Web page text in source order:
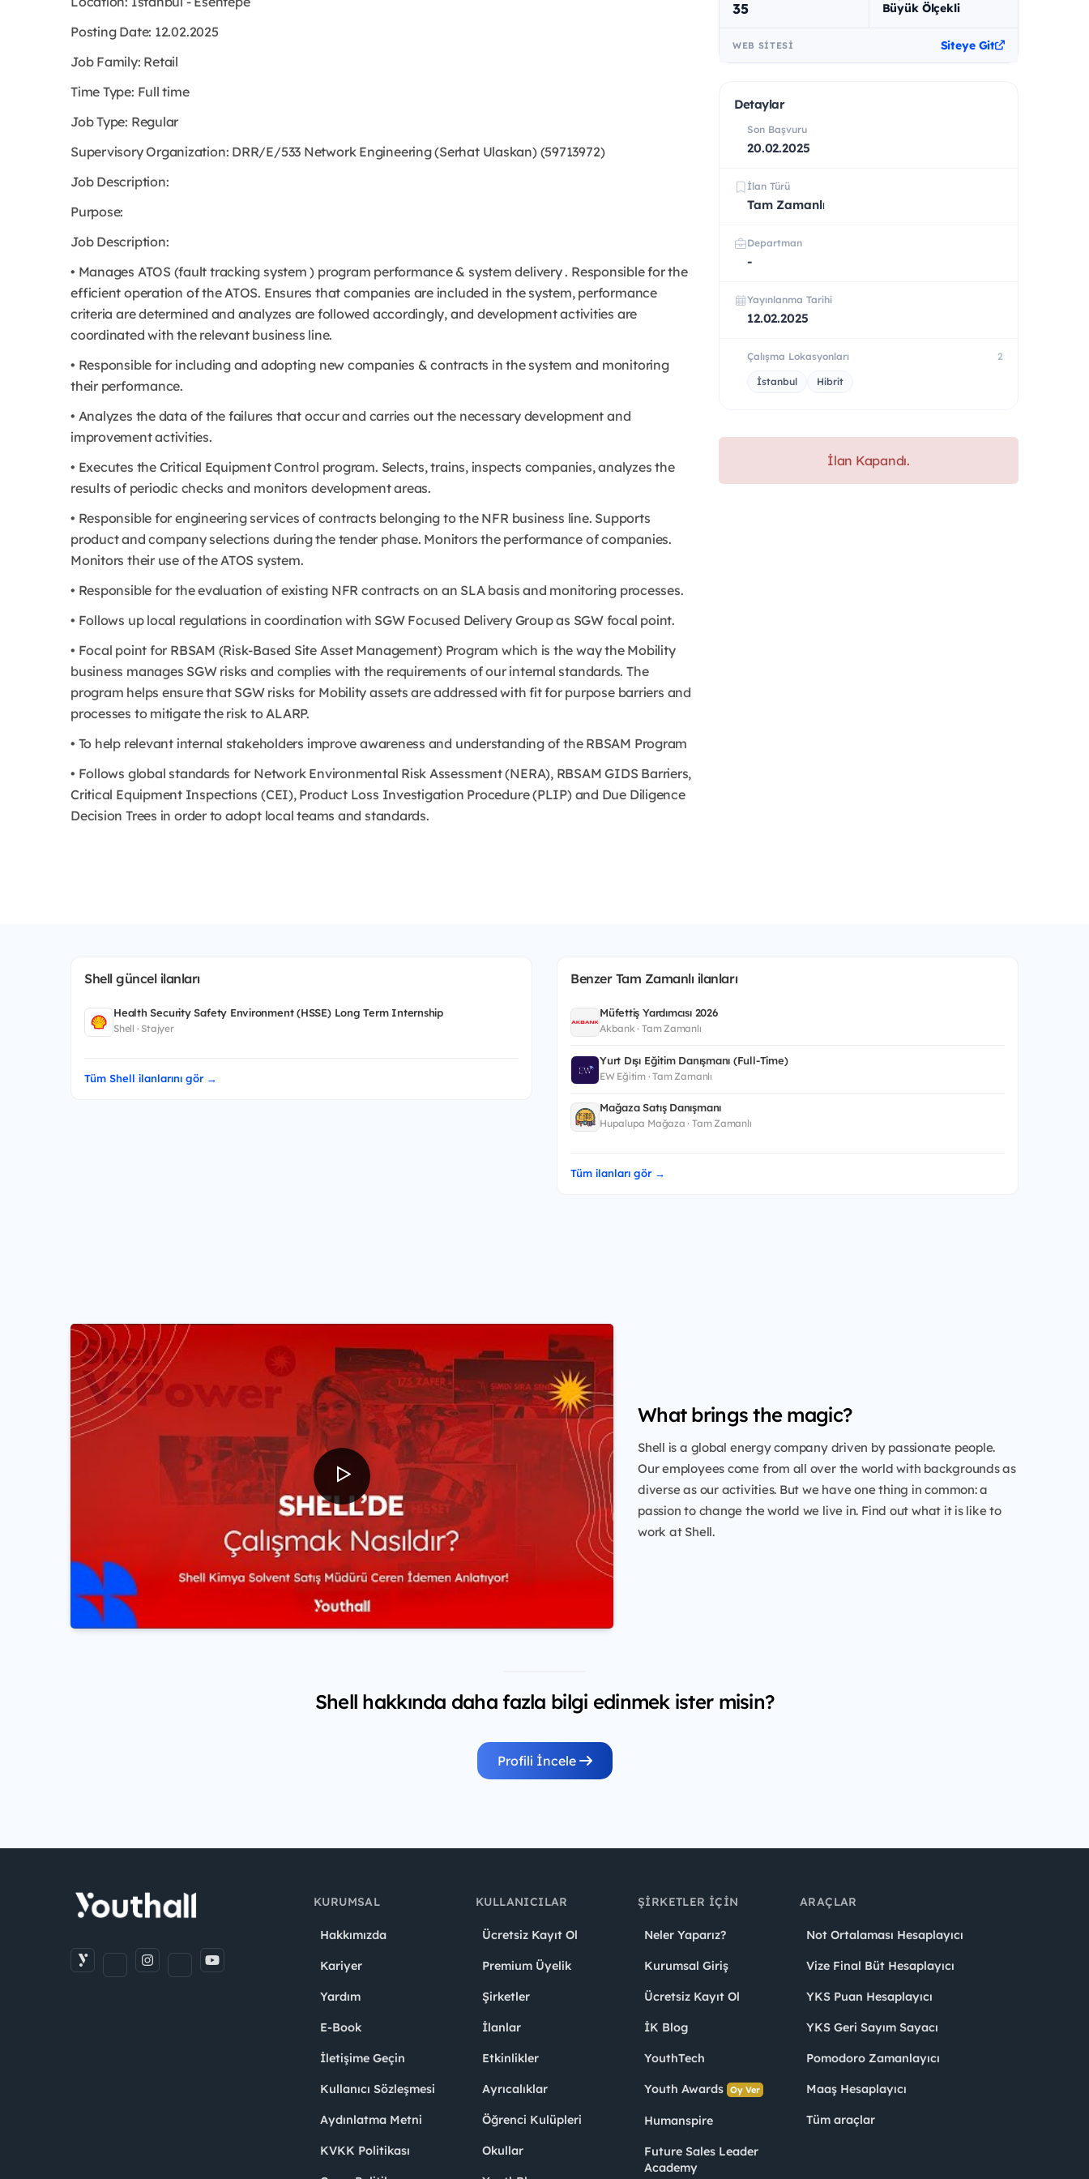
Posting Date: 12.02.2025
Job Family: Retail
Time Type: Full time
Job Type: Regular
Supervisory Organization: DRR/E/533 Network Engineering (Serhat Ulaskan) (59713972)
Job Description:
Purpose:
Job Description:
• Manages ATOS (fault tracking system ) program performance & system delivery . Responsible for the
efficient operation of the ATOS. Ensures that companies are included in the system, performance
criteria are determined and analyzes are followed accordingly, and development activities are
coordinated with the relevant business line.
• Responsible for including and adopting new companies & contracts in the system and monitoring
their performance.
• Analyzes the data of the failures that occur and carries out the necessary development and
improvement activities.
• Executes the Critical Equipment Control program. Selects, trains, inspects companies, analyzes the
results of periodic checks and monitors development areas.
• Responsible for engineering services of contracts belonging to the NFR business line. Supports
product and company selections during the tender phase. Monitors the performance of companies.
Monitors their use of the ATOS system.
• Responsible for the evaluation of existing NFR contracts on an SLA basis and monitoring processes.
• Follows up local regulations in coordination with SGW Focused Delivery Group as SGW focal point.
• Focal point for RBSAM (Risk-Based Site Asset Management) Program which is the way the Mobility
business manages SGW risks and complies with the requirements of our internal standards. The
program helps ensure that SGW risks for Mobility assets are addressed with fit for purpose barriers and
processes to mitigate the risk to ALARP.
• To help relevant internal stakeholders improve awareness and understanding of the RBSAM Program
• Follows global standards for Network Environmental Risk Assessment (NERA), RBSAM GIDS Barriers,
Critical Equipment Inspections (CEI), Product Loss Investigation Procedure (PLIP) and Due Diligence
Decision Trees in order to adopt local teams and standards.
35 Büyük Ölçekli
WEB SITESI Siteye Git
Detaylar
Son Başvuru
20.02.2025
İlan Türü
Tam Zamanlı
Departman
-
Yayınlanma Tarihi
12.02.2025
Çalışma Lokasyonları 2
İstanbul Hibrit
İlan Kapandı.
Shell güncel ilanları
Health Security Safety Environment (HSSE) Long Term Internship
Shell · Stajyer
Tüm Shell ilanlarını gör →
Benzer Tam Zamanlı ilanları
Müfettiş Yardımcısı 2026
Akbank · Tam Zamanlı
Yurt Dışı Eğitim Danışmanı (Full-Time)
EW Eğitim · Tam Zamanlı
Mağaza Satış Danışmanı
Hupalupa Mağaza · Tam Zamanlı
Tüm ilanları gör →
What brings the magic?
Shell is a global energy company driven by passionate people.
Our employees come from all over the world with backgrounds as
diverse as our activities. But we have one thing in common: a
passion to change the world we live in. Find out what it is like to
work at Shell.
Shell hakkında daha fazla bilgi edinmek ister misin?
Profili İncele
KURUMSAL
Hakkımızda
Kariyer
Yardım
E-Book
İletişime Geçin
Kullanıcı Sözleşmesi
Aydınlatma Metni
KVKK Politikası
KULLANICILAR
Ücretsiz Kayıt Ol
Premium Üyelik
Şirketler
İlanlar
Etkinlikler
Ayrıcalıklar
Öğrenci Kulüpleri
Okullar
ŞIRKETLER İÇIN
Neler Yaparız?
Kurumsal Giriş
Ücretsiz Kayıt Ol
İK Blog
YouthTech
Youth Awards Oy Ver
Humanspire
Future Sales Leader
Academy
ARAÇLAR
Not Ortalaması Hesaplayıcı
Vize Final Büt Hesaplayıcı
YKS Puan Hesaplayıcı
YKS Geri Sayım Sayacı
Pomodoro Zamanlayıcı
Maaş Hesaplayıcı
Tüm araçlar